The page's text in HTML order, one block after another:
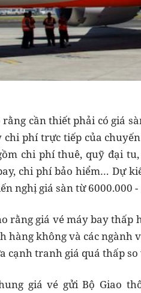
rằng cần thiết phải có giá
chi phí trực tiếp của
chi phí thuê, quỹ đại
chi phí bảo hiểm… Dự
nghị giá sàn từ 6000.000
rằng giá vé máy bay
hàng không và các ngành
cạnh tranh giá quá thấp
giá vé gửi Bộ Giao